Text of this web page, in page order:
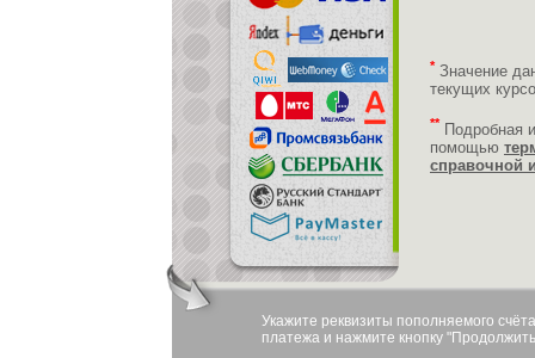
* Значение
текущих
** Подробная
помощью
справочной
Укажите реквизиты пополняемого
платежа и нажмите кнопку